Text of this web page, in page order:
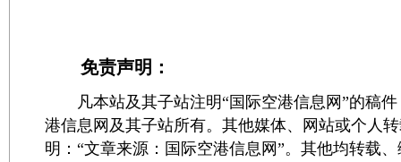
免责声明：
凡本站及其子站注明“国际空港信息网”的稿件
港信息网及其子站所有。其他媒体、网站或个人
明：“文章来源：国际空港信息网”。其他均转载